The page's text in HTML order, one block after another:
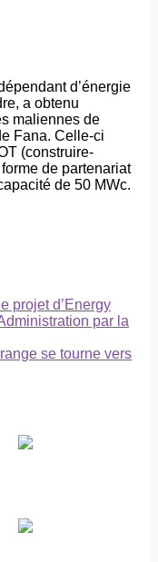
d’énergie
a obtenu
maliennes de
Fana. Celle-ci
(construire-
de partenariat
de 50 MWc.
projet d’Energy
par la
se tourne vers